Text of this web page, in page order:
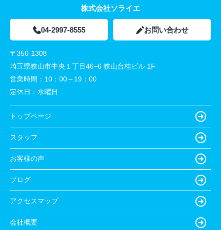
株式会社ソライエ
04-2997-8555 お問い合わせ
〒350-1308
埼玉県狭山市中央１丁目46−6 狭山台桂ビル 1F
営業時間： 10：00～19：00
定休日： 水曜日
トップページ
スタッフ
お客様の声
ブログ
アクセスマップ
会社概要